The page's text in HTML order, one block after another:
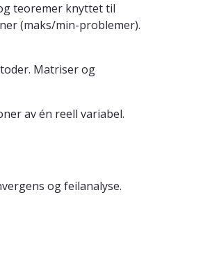
teoremer knyttet til
(maks/min-problemer).
Matriser og
av én reell variabel.
og feilanalyse.